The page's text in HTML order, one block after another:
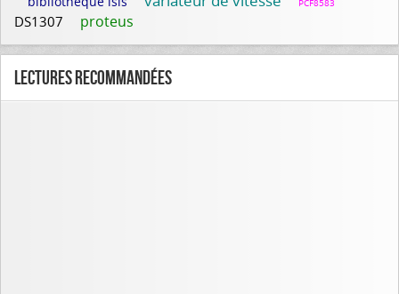
PCF8583
DS1307 proteus
Lectures recommandées